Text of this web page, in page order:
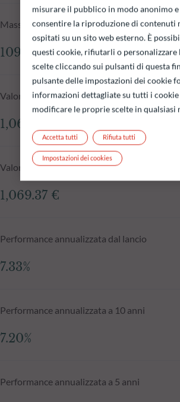
Masse in gestione del fondo al 04.08.2026
109.47 mln €
Valore patrimoniale netto al 04.08.2026
1,068.40 €
Valore patrimoniale netto giorno N1
1,069.37 €
Performance annualizzata dal lancio
7.33%
Performance annualizzata a 10 anni
7.20%
Performance annualizzata a 5 anni
misurare il pubblico in modo anonimo
consentire la riproduzione di contenuti
ospitati su un sito web esterno. È
questi cookie, rifiutarli o personalizzare
scelte cliccando sui pulsanti di questa
pulsante delle impostazioni dei cookie
informazioni dettagliate su tutti i cookie
modificare le proprie scelte in qualsiasi
Rifiuta tutti
Accetta tutti
Impostazioni dei cookies